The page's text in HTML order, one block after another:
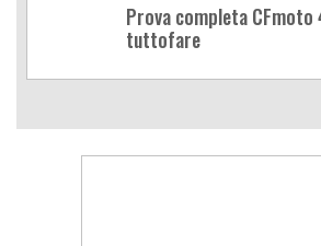
Prova completa CFmoto
tuttofare